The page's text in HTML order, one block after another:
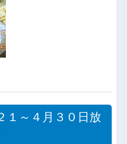
１～４月３０日放